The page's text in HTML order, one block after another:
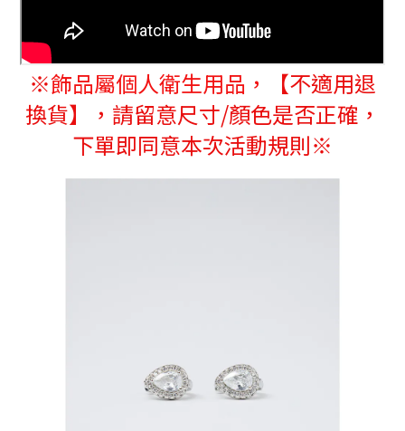
※飾品屬個人衛生用品，
【不適用退
換貨】，請留意尺寸/顏色是否正確，
下單即同意本次活動規則※